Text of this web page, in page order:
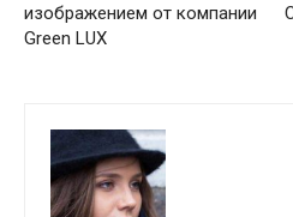
изображением от компании
Green LUX